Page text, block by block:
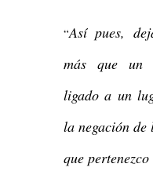
“Así pues,
más que un
ligado a un
la negación
que